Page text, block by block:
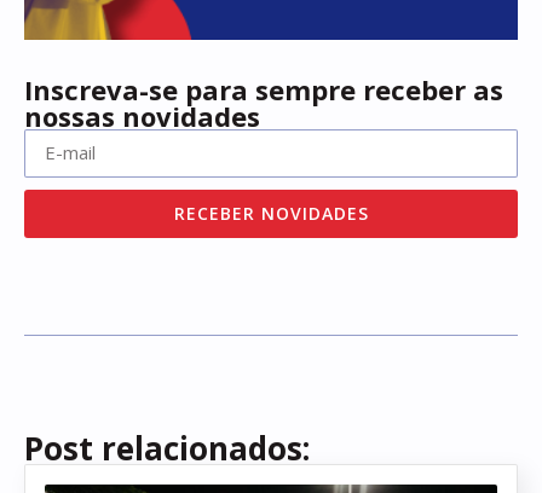
Inscreva-se para sempre receber as
nossas novidades
RECEBER NOVIDADES
Post relacionados: